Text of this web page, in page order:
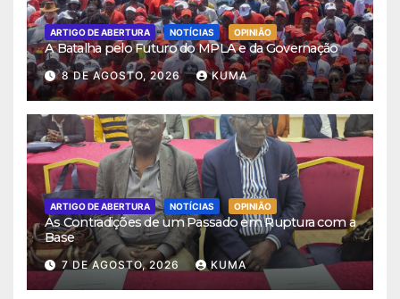
ARTIGO DE ABERTURA NOTÍCIAS OPINIÃO
A Batalha pelo Futuro do MPLA e da Governação
8 DE AGOSTO, 2026 KUMA
ARTIGO DE ABERTURA NOTÍCIAS OPINIÃO
As Contradições de um Passado em Ruptura com a
Base
7 DE AGOSTO, 2026 KUMA